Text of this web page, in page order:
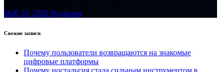
Май 24, 2026 Редакция
Свежие записи
Почему пользователи возвращаются на знакомые
цифровые платформы
Почему ностальгия стала сильным инструментом в